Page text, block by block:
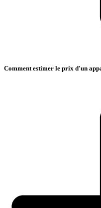
Comment estimer le prix d'un